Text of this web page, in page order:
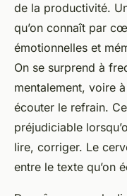
de la productivité.
qu’on connaît par
émotionnelles et
On se surprend à
mentalement, voire
écouter le refrain.
préjudiciable
lire, corriger. Le
entre le texte qu’on